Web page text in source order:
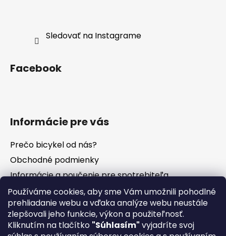
Používáme cookies, aby sme Vám umožnili pohodlné
prehliadanie webu a vďaka analýze webu neustále
zlepšovali jeho funkcie, výkon a použiteľnosť.
Kliknutím na tlačítko "Súhlasím" vyjadríte svoj
Sledovať na Instagrame
Facebook
Informácie pre vás
Prečo bicykel od nás?
Obchodné podmienky
Informácie a poučenie pre spotrebiteľa
Vrátenie tovaru - odstúpenie od zmluvy
Ochrana osobných údajov
Súbory cookies